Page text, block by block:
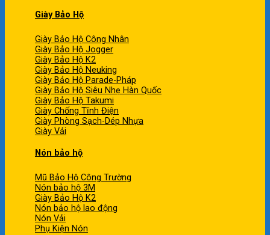
Giày Bảo Hộ
Giày Bảo Hộ Công Nhân
Giày Bảo Hộ Jogger
Giày Bảo Hộ K2
Giày Bảo Hộ Neuking
Giày Bảo Hộ Parade-Pháp
Giày Bảo Hộ Siêu Nhẹ Hàn Quốc
Giày Bảo Hộ Takumi
Giày Chống Tĩnh Điện
Giày Phòng Sạch-Dép Nhựa
Giày Vải
Nón bảo hộ
Mũ Bảo Hộ Công Trường
Nón bảo hộ 3M
Giày Bảo Hộ K2
Nón bảo hộ lao động
Nón Vải
Phụ Kiện Nón